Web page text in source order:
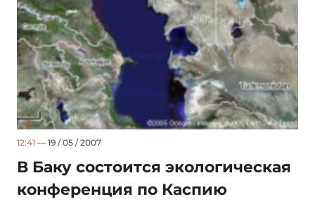
12:41 — 19 / 05 / 2007
В Баку состоится экологическая
конференция по Каспию